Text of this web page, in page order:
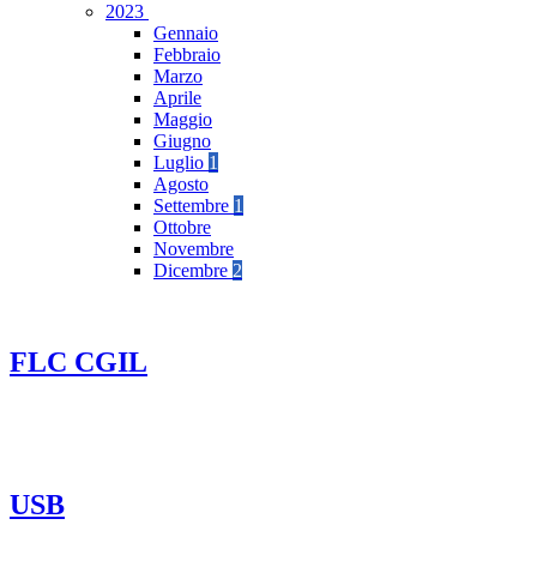
2023
Gennaio
Febbraio
Marzo
Aprile
Maggio
Giugno
Luglio 1
Agosto
Settembre 1
Ottobre
Novembre
Dicembre 2
FLC CGIL
USB